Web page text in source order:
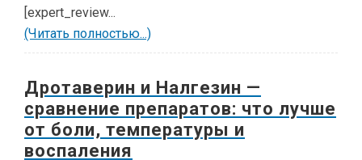
[expert_review...
(Читать полностью...)
Дротаверин и Налгезин —
сравнение препаратов: что лучше
от боли, температуры и
воспаления